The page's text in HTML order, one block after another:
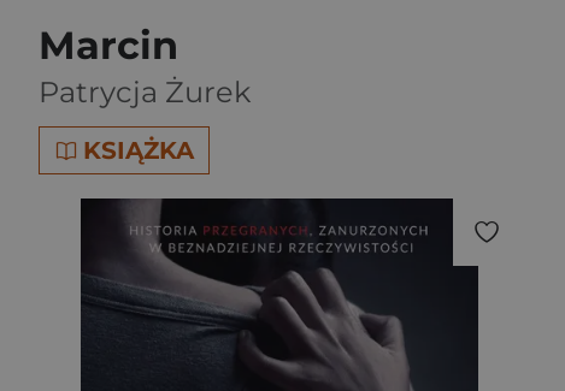
Marcin
Patrycja Żurek
KSIĄŻKA